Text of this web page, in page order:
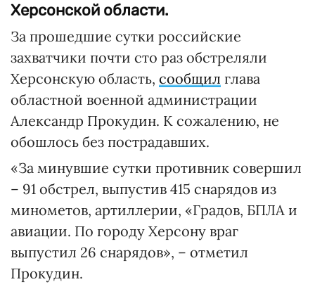
Херсонской области.
За прошедшие сутки российские
захватчики почти сто раз обстреляли
Херсонскую область, сообщил глава
областной военной администрации
Александр Прокудин. К сожалению, не
обошлось без пострадавших.
«За минувшие сутки противник совершил
– 91 обстрел, выпустив 415 снарядов из
минометов, артиллерии, «Градов, БПЛА и
авиации. По городу Херсону враг
выпустил 26 снарядов», – отметил
Прокудин.